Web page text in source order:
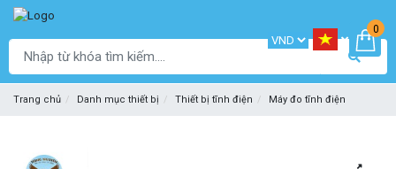
0
Trang chủ Danh mục thiết bị Thiết bị tĩnh điện Máy đo tĩnh điện